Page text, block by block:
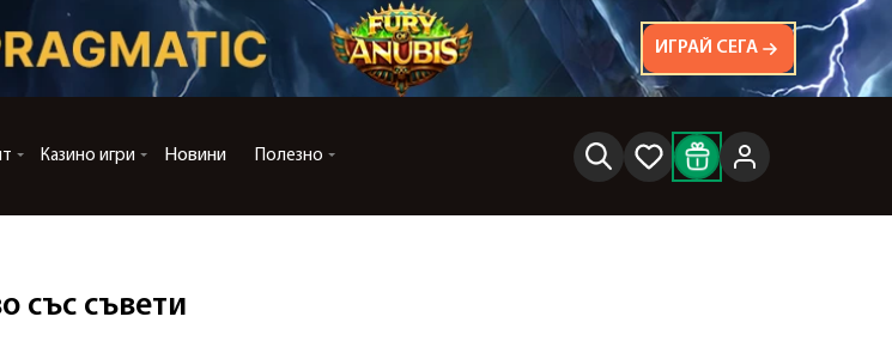
ИГРАЙ СЕГА
Казино игри Новини Полезно
със съвети